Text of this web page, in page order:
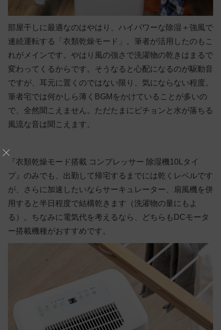
部屋干しに最適なのはやはり、ハイパワーな除湿＋強風で
連続運転する「衣類乾燥モード」。筆者が活用したのもこ
れがメインです。やはり風の強さで洗濯物の乾きはまるで
変わってくるからです。そうなると心配になるのが駆動音
ですが、耳元に置くのではない限り、気にならない程度。
筆者宅では何かしら薄くBGMをかけていることが多いの
で、全然聞こえません。ただたまにピチョンと水が落ちる
風流な音は聞こえます。
『衣類乾燥モード搭載 コンプレッサー 除湿機10Lタイ
プ』のみでも、出勤して帰宅するまでには乾くレベルです
が、さらに加速したいならサーキュレーター、扇風機を併
用すると半日程度で結構乾きます（洗濯物の量にもよ
る）。ちなみに電気代を考えるなら、どちらもDCモータ
ー搭載機種がおすすめです。